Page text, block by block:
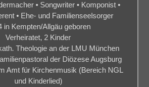
• Songwriter • Komponist •
• Ehe- und Familienseelsorger
in Kempten/Allgäu geboren
Verheiratet, 2 Kinder
Theologie an der LMU München
der Diözese Augsburg
Amt für Kirchenmusik (Bereich NGL
und Kinderlied)